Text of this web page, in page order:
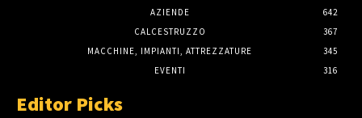
AZIENDE
642
CALCESTRUZZO
367
MACCHINE, IMPIANTI, ATTREZZATURE
345
EVENTI
316
Editor Picks